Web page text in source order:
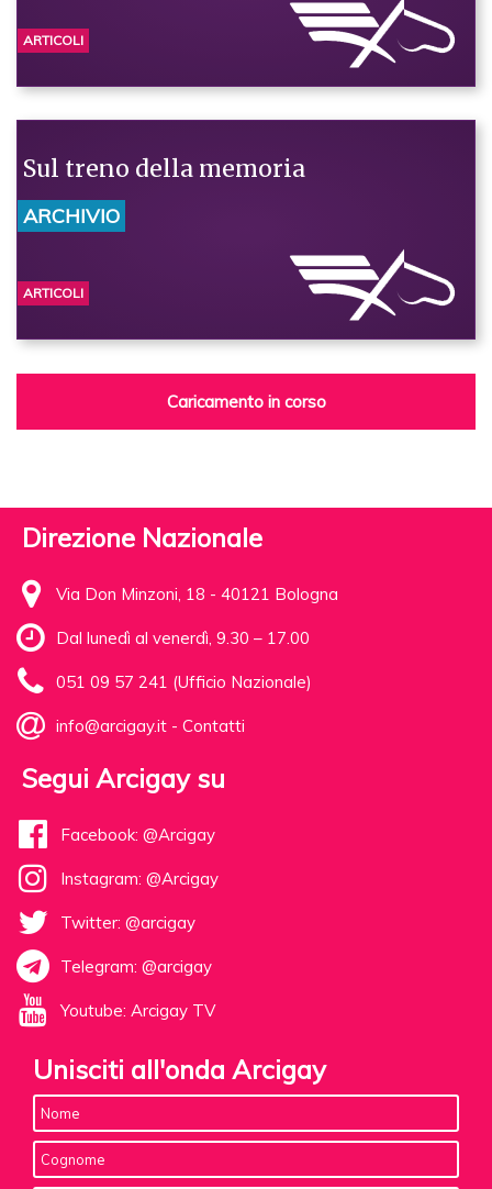
ARTICOLI
Sul treno della memoria
ARCHIVIO
ARTICOLI
Caricamento in corso
Direzione Nazionale
Via Don Minzoni, 18 - 40121 Bologna
Dal lunedì al venerdì, 9.30 – 17.00
051 09 57 241 (Ufficio Nazionale)
info@arcigay.it - Contatti
Segui Arcigay su
Facebook: @Arcigay
Instagram: @Arcigay
Twitter: @arcigay
Telegram: @arcigay
Youtube: Arcigay TV
Unisciti all'onda Arcigay